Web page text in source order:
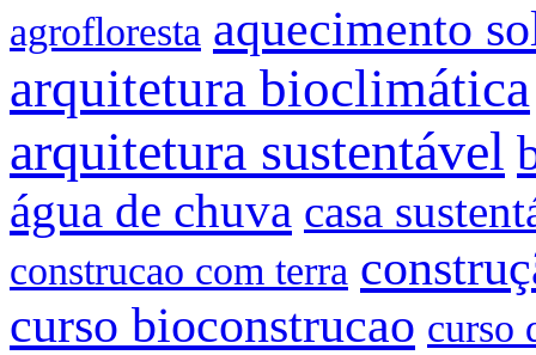
agrofloresta aquecimento
arquitetura bioclimática
arquitetura sustentável
água de chuva casa
construcao com terra
curso bioconstrucao curso